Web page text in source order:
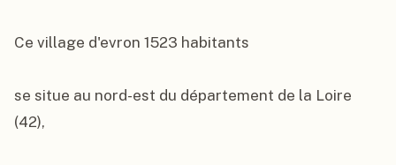
Ce village d'evron 1523 habitants
se situe au nord-est du département de la Loire
(42),